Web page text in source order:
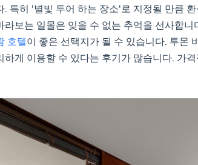
특히 '별빛 투어 하는 장소'로 지정될 만큼
보는 일몰은 잊을 수 없는 추억을 선사합
호텔이 좋은 선택지가 될 수 있습니다. 투몬
게 이용할 수 있다는 후기가 많습니다. 가